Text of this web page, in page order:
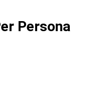
Persona